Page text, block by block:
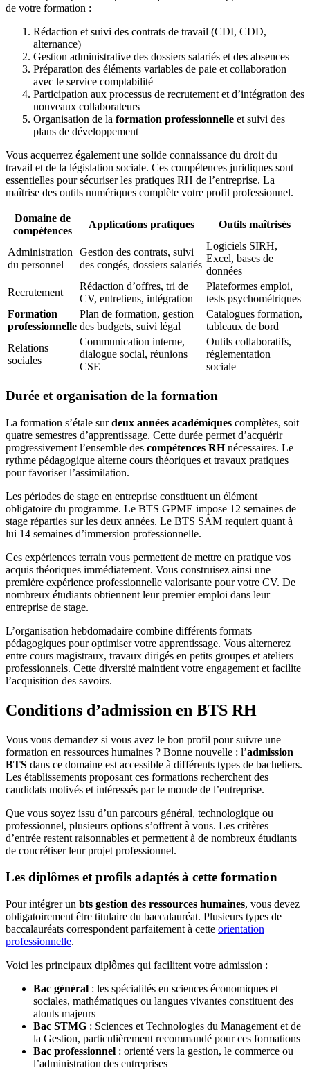
de votre formation :
Rédaction et suivi des contrats de travail (CDI, CDD,
alternance)
Gestion administrative des dossiers salariés et des absences
Préparation des éléments variables de paie et collaboration
avec le service comptabilité
Participation aux processus de recrutement et d’intégration des
nouveaux collaborateurs
Organisation de la formation professionnelle et suivi des
plans de développement
Vous acquerrez également une solide connaissance du droit du
travail et de la législation sociale. Ces compétences juridiques sont
essentielles pour sécuriser les pratiques RH de l’entreprise. La
maîtrise des outils numériques complète votre profil professionnel.
Domaine de
compétences
Applications pratiques Outils maîtrisés
Administration
du personnel
Gestion des contrats, suivi
des congés, dossiers salariés
Logiciels SIRH,
Excel, bases de
données
Recrutement
Rédaction d’offres, tri de
CV, entretiens, intégration
Plateformes emploi,
tests psychométriques
Formation
professionnelle
Plan de formation, gestion
des budgets, suivi légal
Catalogues formation,
tableaux de bord
Relations
sociales
Communication interne,
dialogue social, réunions
CSE
Outils collaboratifs,
réglementation
sociale
Durée et organisation de la formation
La formation s’étale surdeux années académiques complètes, soit
quatre semestres d’apprentissage. Cette durée permet d’acquérir
progressivement l’ensemble des compétences RHnécessaires. Le
rythme pédagogique alterne cours théoriques et travaux pratiques
pour favoriser l’assimilation.
Les périodes de stage en entreprise constituent un élément
obligatoire du programme. Le BTS GPME impose 12 semaines de
stage réparties sur les deux années. Le BTS SAM requiert quant à
lui 14 semaines d’immersion professionnelle.
Ces expériences terrain vous permettent de mettre en pratique vos
acquis théoriques immédiatement. Vous construisez ainsi une
première expérience professionnelle valorisante pour votre CV. De
nombreux étudiants obtiennent leur premier emploi dans leur
entreprise de stage.
L’organisation hebdomadaire combine différents formats
pédagogiques pour optimiser votre apprentissage. Vous alternerez
entre cours magistraux, travaux dirigés en petits groupes et ateliers
professionnels. Cette diversité maintient votre engagement et facilite
l’acquisition des savoirs.
Conditions d’admission en BTS RH
Vous vous demandez si vous avez le bon profil pour suivre une
formation en ressources humaines ? Bonne nouvelle : l’admission
BTS dans ce domaine est accessible à différents types de bacheliers.
Les établissements proposant ces formations recherchent des
candidats motivés et intéressés par le monde de l’entreprise.
Que vous soyez issu d’un parcours général, technologique ou
professionnel, plusieurs options s’offrent à vous. Les critères
d’entrée restent raisonnables et permettent à de nombreux étudiants
de concrétiser leur projet professionnel.
Les diplômes et profils adaptés à cette formation
Pour intégrer un bts gestion des ressources humaines, vous devez
obligatoirement être titulaire du baccalauréat. Plusieurs types de
baccalauréats correspondent parfaitement à cette orientation
professionnelle.
Voici les principaux diplômes qui facilitent votre admission :
Bac général : les spécialités en sciences économiques et
sociales, mathématiques ou langues vivantes constituent des
atouts majeurs
Bac STMG : Sciences et Technologies du Management et de
la Gestion, particulièrement recommandé pour ces formations
Bac professionnel : orienté vers la gestion, le commerce ou
l’administration des entreprises